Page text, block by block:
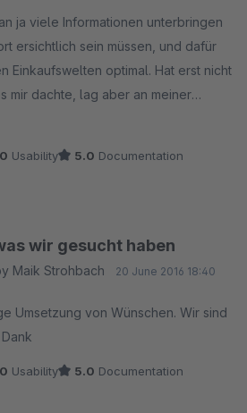
ja viele Informationen unterbringen
ersichtlich sein müssen, und dafür
Einkaufswelten optimal. Hat erst nicht
mir dachte, lag aber an meiner
und richtig gut. Hat mein
Kann ich nur empfehlen
Usability 5.0 Documentation
wir gesucht haben
Maik Strohbach 20 June 2016 18:40
Umsetzung von Wünschen. Wir sind
Usability 5.0 Documentation